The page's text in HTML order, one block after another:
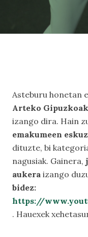
Asteburu honetan
Arteko
izango dira. Hain
emakumeen
dituzte, bi
nagusiak. Gainera,
aukera izango
bidez:
https://
. Hauexek